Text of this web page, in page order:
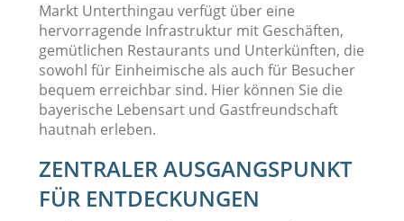
Markt Unterthingau verfügt über eine
hervorragende Infrastruktur mit Geschäften,
gemütlichen Restaurants und Unterkünften, die
sowohl für Einheimische als auch für Besucher
bequem erreichbar sind. Hier können Sie die
bayerische Lebensart und Gastfreundschaft
hautnah erleben.
ZENTRALER AUSGANGSPUNKT
FÜR ENTDECKUNGEN